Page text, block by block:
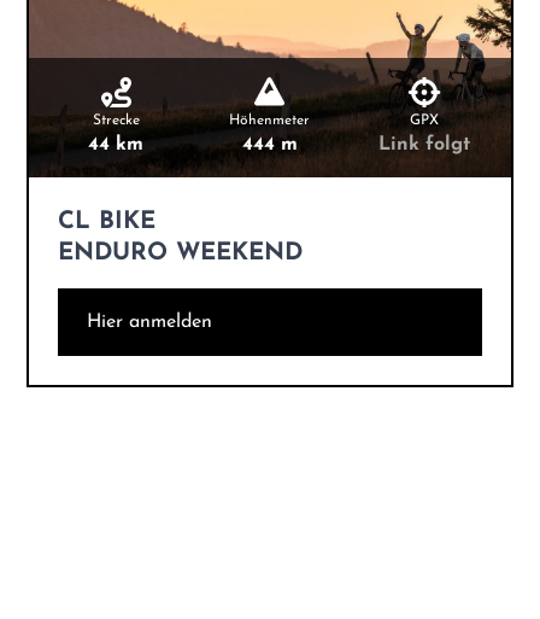
Strecke
44 km
Höhenmeter
444 m
GPX
Link folgt
CL BIKE
ENDURO WEEKEND
Hier anmelden